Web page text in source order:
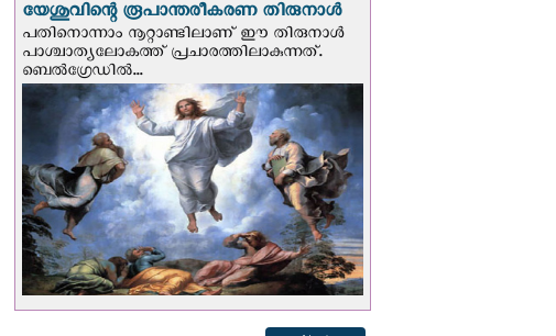
യേശുവിന്റെ രൂപാന്തരീകരണ തിരുനാള്‍
പതിനൊന്നാം നൂറ്റാണ്ടിലാണ് ഈ തിരുനാള്‍
പാശ്ചാത്യലോകത്ത് പ്രചാരത്തിലാകുന്നത്.
ബെല്‍ഗ്രേഡില്‍...